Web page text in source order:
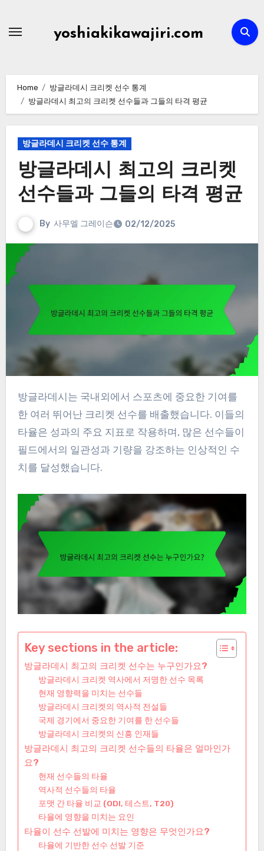
yoshiakikawajiri.com
Home
방글라데시 크리켓 선수 통계
방글라데시 최고의 크리켓 선수들과 그들의 타격 평균
방글라데시 크리켓 선수 통계
방글라데시 최고의 크리켓
선수들과 그들의 타격 평균
By 사무엘 그레이슨 02/12/2025
방글라데시는 국내외에서 스포츠에 중요한 기여를
한 여러 뛰어난 크리켓 선수를 배출했습니다. 이들의
타율은 성과의 주요 지표로 작용하며, 많은 선수들이
필드에서의 일관성과 기량을 강조하는 인상적인 수
치를 달성했습니다.
Key sections in the article:
방글라데시 최고의 크리켓 선수는 누구인가요?
방글라데시 크리켓 역사에서 저명한 선수 목록
현재 영향력을 미치는 선수들
방글라데시 크리켓의 역사적 전설들
국제 경기에서 중요한 기여를 한 선수들
방글라데시 크리켓의 신흥 인재들
방글라데시 최고의 크리켓 선수들의 타율은 얼마인가
요?
현재 선수들의 타율
역사적 선수들의 타율
포맷 간 타율 비교 (ODI, 테스트, T20)
타율에 영향을 미치는 요인
타율이 선수 선발에 미치는 영향은 무엇인가요?
타율에 기반한 선수 선발 기준